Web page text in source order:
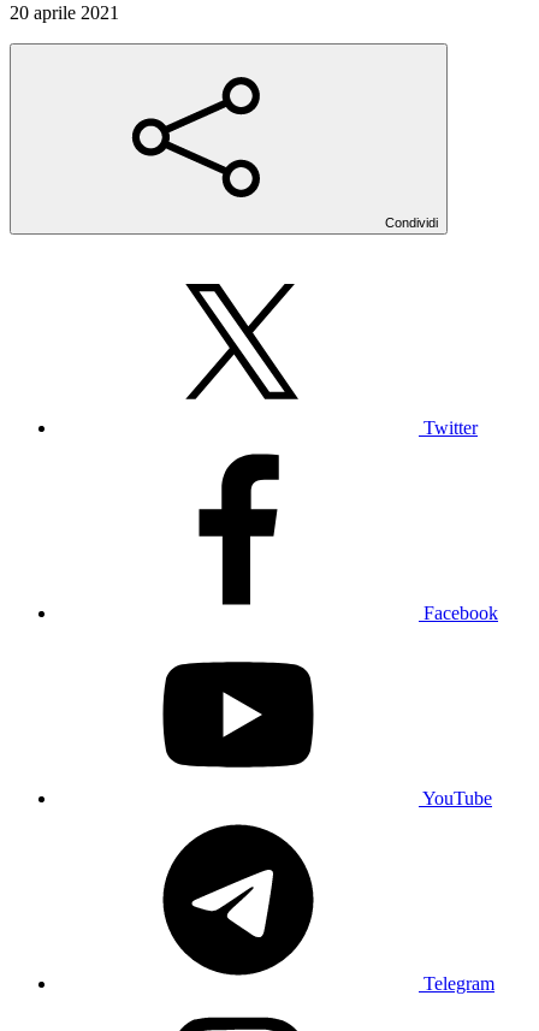
20 aprile 2021
Condividi
Twitter
Facebook
YouTube
Telegram